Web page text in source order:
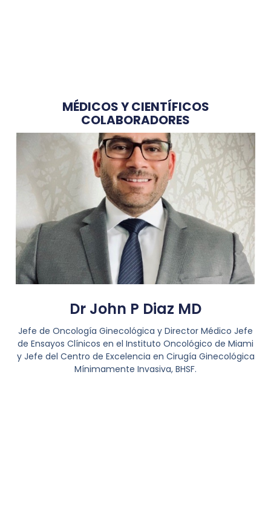
MÉDICOS Y CIENTÍFICOS
COLABORADORES
Dr John P Diaz MD
Jefe de Oncología Ginecológica y Director Médico Jefe
de Ensayos Clínicos en el Instituto Oncológico de Miami
y Jefe del Centro de Excelencia en Cirugía Ginecológica
Mínimamente Invasiva, BHSF.